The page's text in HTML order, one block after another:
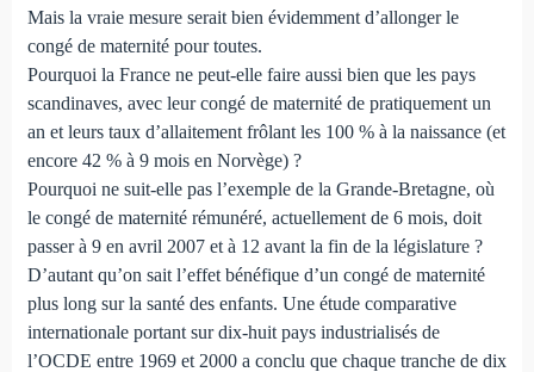
Mais la vraie mesure serait bien évidemment d’allonger le
congé de maternité pour toutes.
Pourquoi la France ne peut-elle faire aussi bien que les pays
scandinaves, avec leur congé de maternité de pratiquement un
an et leurs taux d’allaitement frôlant les 100 % à la naissance (et
encore 42 % à 9 mois en Norvège) ?
Pourquoi ne suit-elle pas l’exemple de la Grande-Bretagne, où
le congé de maternité rémunéré, actuellement de 6 mois, doit
passer à 9 en avril 2007 et à 12 avant la fin de la législature ?
D’autant qu’on sait l’effet bénéfique d’un congé de maternité
plus long sur la santé des enfants. Une étude comparative
internationale portant sur dix-huit pays industrialisés de
l’OCDE entre 1969 et 2000 a conclu que chaque tranche de dix